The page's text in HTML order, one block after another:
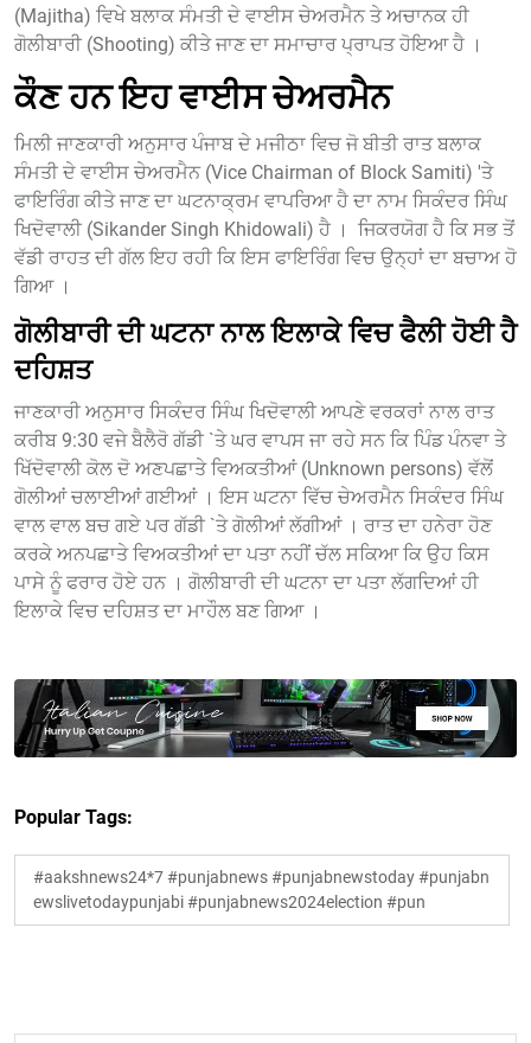
(Majitha) ਵਿਖੇ ਬਲਾਕ ਸੰਮਤੀ ਦੇ ਵਾਈਸ ਚੇਅਰਮੈਨ ਤੇ ਅਚਾਨਕ ਹੀ
ਗੋਲੀਬਾਰੀ (Shooting) ਕੀਤੇ ਜਾਣ ਦਾ ਸਮਾਚਾਰ ਪ੍ਰਾਪਤ ਹੋਇਆ ਹੈ ।
ਕੌਣ ਹਨ ਇਹ ਵਾਈਸ ਚੇਅਰਮੈਨ
ਮਿਲੀ ਜਾਣਕਾਰੀ ਅਨੁਸਾਰ ਪੰਜਾਬ ਦੇ ਮਜੀਠਾ ਵਿਚ ਜੋ ਬੀਤੀ ਰਾਤ ਬਲਾਕ
ਸੰਮਤੀ ਦੇ ਵਾਈਸ ਚੇਅਰਮੈਨ (Vice Chairman of Block Samiti) 'ਤੇ
ਫਾਇਰਿੰਗ ਕੀਤੇ ਜਾਣ ਦਾ ਘਟਨਾਕ੍ਰਮ ਵਾਪਰਿਆ ਹੈ ਦਾ ਨਾਮ ਸਿਕੰਦਰ ਸਿੰਘ
ਖਿਦੋਵਾਲੀ (Sikander Singh Khidowali) ਹੈ । ਜਿਕਰਯੋਗ ਹੈ ਕਿ ਸਭ ਤੋਂ
ਵੱਡੀ ਰਾਹਤ ਦੀ ਗੱਲ ਇਹ ਰਹੀ ਕਿ ਇਸ ਫਾਇਰਿੰਗ ਵਿਚ ਉਨ੍ਹਾਂ ਦਾ ਬਚਾਅ ਹੋ
ਗਿਆ ।
ਗੋਲੀਬਾਰੀ ਦੀ ਘਟਨਾ ਨਾਲ ਇਲਾਕੇ ਵਿਚ ਫੈਲੀ ਹੋਈ ਹੈ
ਦਹਿਸ਼ਤ
ਜਾਣਕਾਰੀ ਅਨੁਸਾਰ ਸਿਕੰਦਰ ਸਿੰਘ ਖਿਦੋਵਾਲੀ ਆਪਣੇ ਵਰਕਰਾਂ ਨਾਲ ਰਾਤ
ਕਰੀਬ 9:30 ਵਜੇ ਬੈਲੈਰੋ ਗੱਡੀ `ਤੇ ਘਰ ਵਾਪਸ ਜਾ ਰਹੇ ਸਨ ਕਿ ਪਿੰਡ ਪੰਨਵਾ ਤੇ
ਖਿੱਦੋਵਾਲੀ ਕੋਲ ਦੋ ਅਣਪਛਾਤੇ ਵਿਅਕਤੀਆਂ (Unknown persons) ਵੱਲੋਂ
ਗੋਲੀਆਂ ਚਲਾਈਆਂ ਗਈਆਂ । ਇਸ ਘਟਨਾ ਵਿੱਚ ਚੇਅਰਮੈਨ ਸਿਕੰਦਰ ਸਿੰਘ
ਵਾਲ ਵਾਲ ਬਚ ਗਏ ਪਰ ਗੱਡੀ `ਤੇ ਗੋਲੀਆਂ ਲੱਗੀਆਂ । ਰਾਤ ਦਾ ਹਨੇਰਾ ਹੋਣ
ਕਰਕੇ ਅਨਪਛਾਤੇ ਵਿਅਕਤੀਆਂ ਦਾ ਪਤਾ ਨਹੀਂ ਚੱਲ ਸਕਿਆ ਕਿ ਉਹ ਕਿਸ
ਪਾਸੇ ਨੂੰ ਫਰਾਰ ਹੋਏ ਹਨ । ਗੋਲੀਬਾਰੀ ਦੀ ਘਟਨਾ ਦਾ ਪਤਾ ਲੱਗਦਿਆਂ ਹੀ
ਇਲਾਕੇ ਵਿਚ ਦਹਿਸ਼ਤ ਦਾ ਮਾਹੌਲ ਬਣ ਗਿਆ ।
Popular Tags:
#aakshnews24*7 #punjabnews #punjabnewstoday #punjabn
ewslivetodaypunjabi #punjabnews2024election #pun